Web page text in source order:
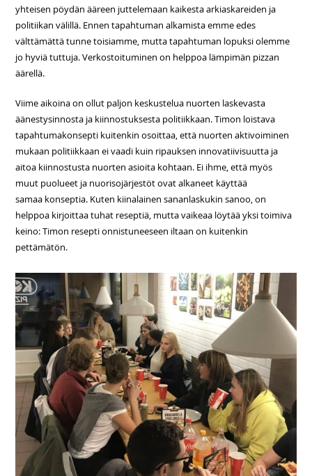
yhteisen pöydän ääreen juttelemaan kaikesta arkiaskareiden ja
politiikan välillä. Ennen tapahtuman alkamista emme edes
välttämättä tunne toisiamme, mutta tapahtuman lopuksi olemme
jo hyviä tuttuja. Verkostoituminen on helppoa lämpimän pizzan
äärellä.
Viime aikoina on ollut paljon keskustelua nuorten laskevasta
äänestysinnosta ja kiinnostuksesta politiikkaan. Timon loistava
tapahtumakonsepti kuitenkin osoittaa, että nuorten aktivoiminen
mukaan politiikkaan ei vaadi kuin ripauksen innovatiivisuutta ja
aitoa kiinnostusta nuorten asioita kohtaan. Ei ihme, että myös
muut puolueet ja nuorisojärjestöt ovat alkaneet käyttää
samaa konseptia. Kuten kiinalainen sananlaskukin sanoo, on
helppoa kirjoittaa tuhat reseptiä, mutta vaikeaa löytää yksi toimiva
keino: Timon resepti onnistuneeseen iltaan on kuitenkin
pettämätön.